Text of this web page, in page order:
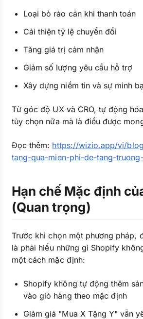
Loại bỏ rào cản khi thanh toán
Cải thiện tỷ lệ chuyển đổi
Tăng giá trị cảm nhận
Giảm số lượng yêu cầu hỗ trợ
Xây dựng niềm tin và sự minh
Từ góc độ UX và CRO, tự động
tùy chọn nữa mà là điều được
Đọc thêm: https://wizio.app/vi/
tang-qua-mien-phi-de-tang-
Hạn chế Mặc định
(Quan trọng)
Trước khi chọn một phương pháp,
là phải hiểu những gì Shopify
một cách mặc định:
Shopify không tự động thêm
vào giỏ hàng theo mặc định
Giảm giá "Mua X Tặng Y" vẫn